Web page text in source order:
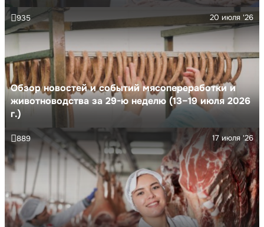
Обзор новостей и событий мясопереработки и
животноводства за 29-ю неделю (13–19 июля 2026
г.)
20 июля '26
935
17 июля '26
889